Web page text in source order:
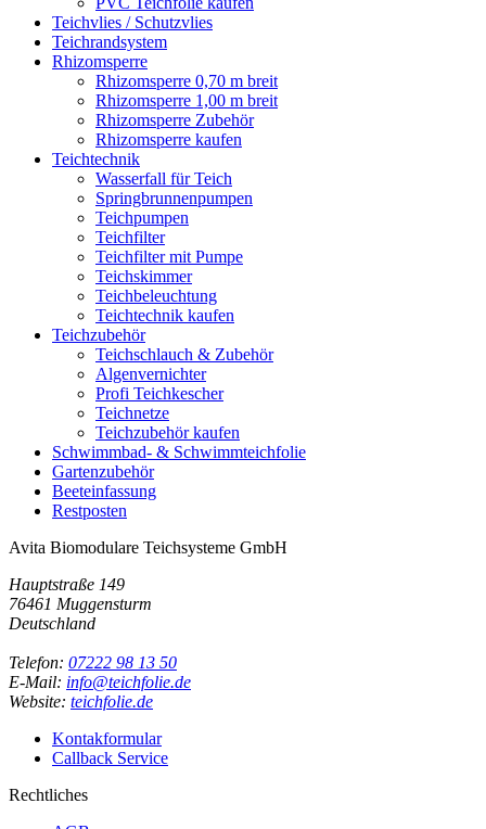
Teichvlies / Schutzvlies
Teichrandsystem
Rhizomsperre
Rhizomsperre 0,70 m breit
Rhizomsperre 1,00 m breit
Rhizomsperre Zubehör
Rhizomsperre kaufen
Teichtechnik
Wasserfall für Teich
Springbrunnenpumpen
Teichpumpen
Teichfilter
Teichfilter mit Pumpe
Teichskimmer
Teichbeleuchtung
Teichtechnik kaufen
Teichzubehör
Teichschlauch & Zubehör
Algenvernichter
Profi Teichkescher
Teichnetze
Teichzubehör kaufen
Schwimmbad- & Schwimmteichfolie
Gartenzubehör
Beeteinfassung
Restposten
Avita Biomodulare Teichsysteme GmbH
Hauptstraße 149
76461 Muggensturm
Deutschland
Telefon: 07222 98 13 50
E-Mail: info@teichfolie.de
Website: teichfolie.de
Kontakformular
Callback Service
Rechtliches